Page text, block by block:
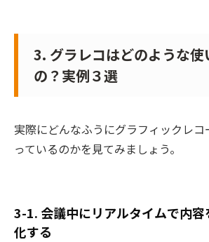
3. グラレコはどのような使
の？実例３選
実際にどんなふうにグラフィックレコ
っているのかを見てみましょう。
3-1. 会議中にリアルタイムで内容
化する